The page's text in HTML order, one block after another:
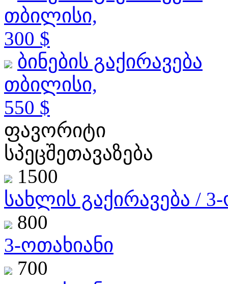
თბილისი,
300 $
ბინების გაქირავება
თბილისი,
550 $
ფავორიტი
სპეცშეთავაზება
1500
სახლის გაქირავება /
800
3-ოთახიანი
700